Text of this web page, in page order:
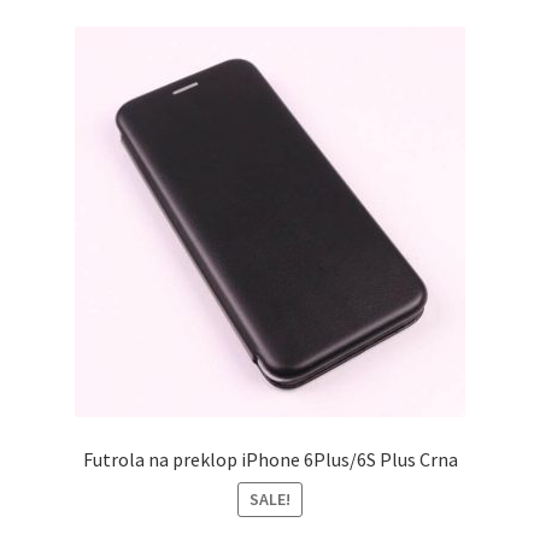
Futrola na preklop iPhone 6Plus/6S Plus Crna
SALE!